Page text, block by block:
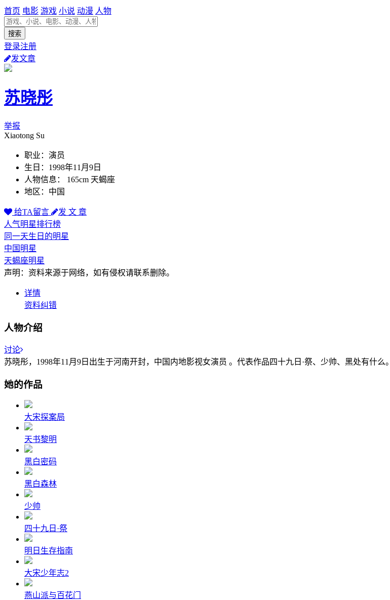
首页 电影 游戏 小说 动漫 人物
登录注册
发文章
苏晓彤
举报
Xiaotong Su
职业：演员
生日：1998年11月9日
人物信息： 165cm 天蝎座
地区：中国
给TA留言
发 文 章
人气明星排行榜
同一天生日的明星
中国明星
天蝎座明星
声明：资料来源于网络，如有侵权请联系删除。
详情
资料纠错
人物介绍
讨论
苏晓彤，1998年11月9日出生于河南开封，中国内地影视女演员 。代表作品四十九日·祭、少帅、黑处有什么。
她的作品
大宋探案局
天书黎明
黑白密码
黑白森林
少帅
四十九日·祭
明日生存指南
大宋少年志2
燕山派与百花门